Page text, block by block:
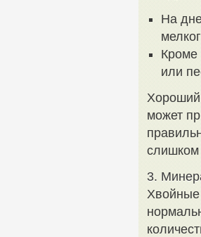
На
Кроме
или
Хороший
может
слишком
3.
Хвойные